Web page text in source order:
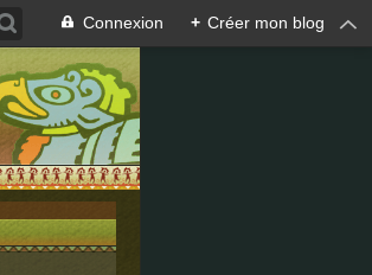
Connexion + Créer mon blog